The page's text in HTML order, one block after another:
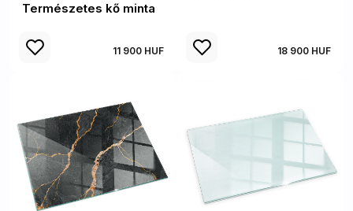
Természetes kő minta
11 900 HUF 18 900 HUF